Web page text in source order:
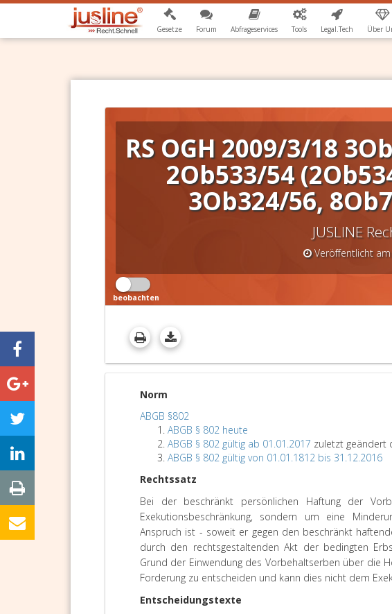
Gesetze Forum Abfrageservices Tools Legal.Tech Über
RS OGH 2009/3/18
2Ob533/54
3Ob324/56,
JUSLINE
Veröffentlicht am
beobachten
Norm
ABGB §802
ABGB § 802 heute
ABGB § 802 gültig ab 01.01.2017 zuletzt geändert
ABGB § 802 gültig von 01.01.1812 bis 31.12.2016
Rechtssatz
Bei der beschränkt persönlichen Haftung der
Exekutionsbeschränkung, sondern um eine
Anspruch ist - soweit er gegen den beschränkt
durch den rechtsgestaltenden Akt der bedingten
Grund der Einwendung des Vorbehaltserben über die
Forderung zu entscheiden und kann dies nicht dem
Entscheidungstexte